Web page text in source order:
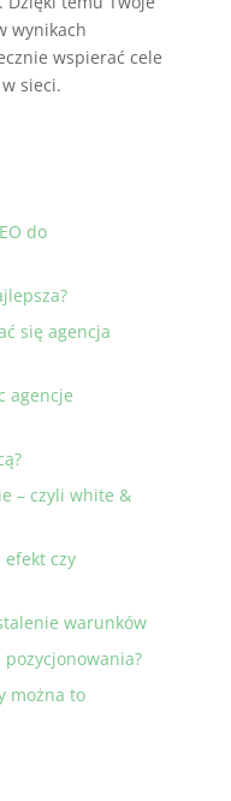
wynikach
wspierać cele
sieci.
do
się agencja
agencje
– czyli white &
efekt czy
warunków
pozycjonowania?
można to